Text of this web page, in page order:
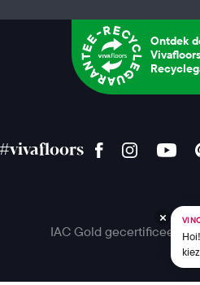
Ontdek
Vivafloors
#vivafloors
IAC Gold gecertificeerd